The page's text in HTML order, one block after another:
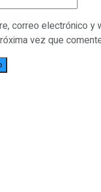
correo electrónico y
vez que